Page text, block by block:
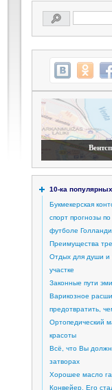
10-ка
Букмекерская
спорт прогнозы
футболе
Преимущества
Отдых для души и
участке
Законные пути
Варикозное
предотвратить,
Ортопедический
красоты
Всё, что Вы
затворах
Хорошее масло
Конвейер. Его